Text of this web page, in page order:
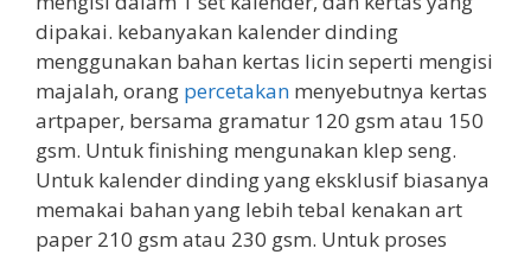
dipakai. kebanyakan kalender dinding
menggunakan bahan kertas licin seperti mengisi
majalah, orang percetakan menyebutnya kertas
artpaper, bersama gramatur 120 gsm atau 150
gsm. Untuk finishing mengunakan klep seng.
Untuk kalender dinding yang eksklusif biasanya
memakai bahan yang lebih tebal kenakan art
paper 210 gsm atau 230 gsm. Untuk proses